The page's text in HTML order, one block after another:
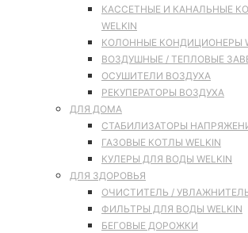
КАССЕТНЫЕ И КАНАЛЬНЫЕ
WELKIN
КОЛОННЫЕ КОНДИЦИОНЕРЫ
ВОЗДУШНЫЕ / ТЕПЛОВЫЕ
ОСУШИТЕЛИ ВОЗДУХА
РЕКУПЕРАТОРЫ ВОЗДУХА
ДЛЯ ДОМА
СТАБИЛИЗАТОРЫ
ГАЗОВЫЕ КОТЛЫ WELKIN
КУЛЕРЫ ДЛЯ ВОДЫ WELKIN
ДЛЯ ЗДОРОВЬЯ
ОЧИСТИТЕЛЬ /
ФИЛЬТРЫ ДЛЯ ВОДЫ WELKIN
БЕГОВЫЕ ДОРОЖКИ